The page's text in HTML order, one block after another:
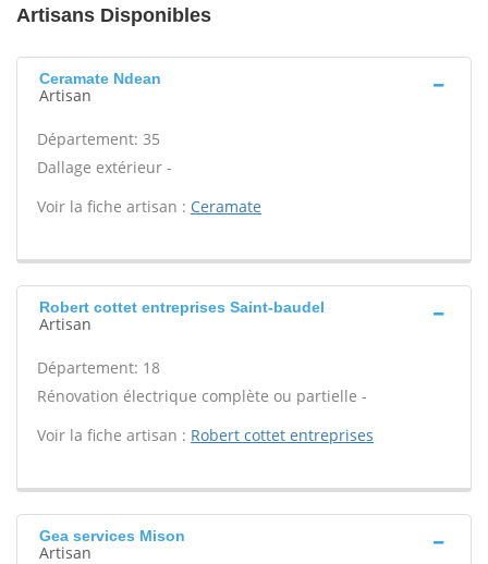
Artisans Disponibles
Ceramate Ndean
Artisan
Département: 35
Dallage extérieur -
Voir la fiche artisan : Ceramate
Robert cottet entreprises Saint-baudel
Artisan
Département: 18
Rénovation électrique complète ou partielle -
Voir la fiche artisan : Robert cottet entreprises
Gea services Mison
Artisan